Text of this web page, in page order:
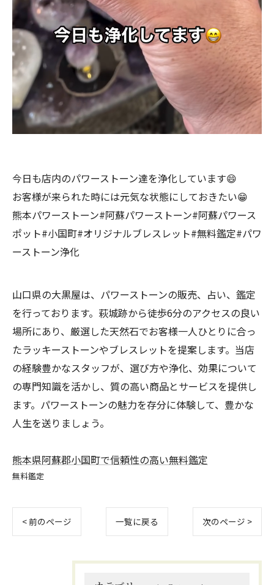
今日も店内のパワーストーン達を浄化しています😄
お客様が来られた時には元気な状態にしておきたい😁
熊本パワーストーン#阿蘇パワーストーン#阿蘇パワース
ポット#小国町#オリジナルブレスレット#無料鑑定#パワ
ーストーン浄化
山口県の大黒屋は、パワーストーンの販売、占い、鑑定
を行っております。萩城跡から徒歩6分のアクセスの良い
場所にあり、厳選した天然石でお客様一人ひとりに合っ
たラッキーストーンやブレスレットを提案します。当店
の経験豊かなスタッフが、選び方や浄化、効果について
の専門知識を活かし、質の高い商品とサービスを提供し
ます。パワーストーンの魅力を存分に体験して、豊かな
人生を送りましょう。
熊本県阿蘇郡小国町で信頼性の高い無料鑑定
無料鑑定
< 前のページ 一覧に戻る 次のページ >